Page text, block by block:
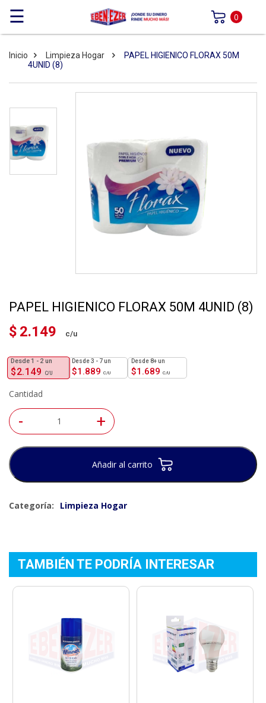
☰ 0
Inicio Limpieza Hogar
PAPEL HIGIENICO FLORAX 50M
4UNID (8)
PAPEL HIGIENICO FLORAX 50M 4UNID (8)
$ 2.149
$2.149
1 - 2 un
$1.889
3 - 7 un
$1.689
8+ un
Cantidad
- +
Añadir al carrito
Categoría: Limpieza Hogar
TAMBIÉN TE PODRÍA INTERESAR